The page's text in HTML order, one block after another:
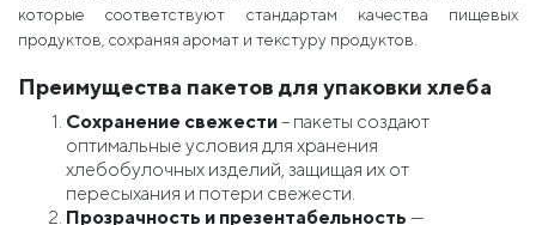
которые соответствуют стандартам качества пищевых
продуктов, сохраняя аромат и текстуру продуктов.
Преимущества пакетов для упаковки хлеба
Сохранение свежести– пакеты создают
оптимальные условия для хранения
хлебобулочных изделий, защищая их от
пересыхания и потери свежести.
Прозрачность и презентабельность —